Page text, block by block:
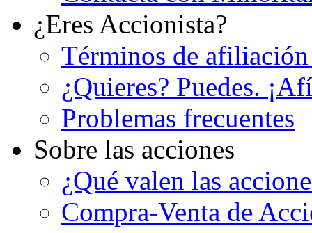
¿Eres Accionista?
Términos de
¿Quieres? Puedes.
Problemas frecuentes
Sobre las acciones
¿Qué valen las
Compra-Venta de